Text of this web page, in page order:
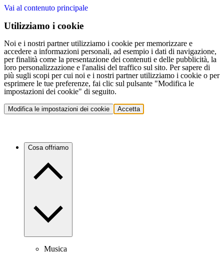
Vai al contenuto principale
Utilizziamo i cookie
Noi e i nostri partner utilizziamo i cookie per memorizzare e
accedere a informazioni personali, ad esempio i dati di navigazione,
per finalità come la presentazione dei contenuti e delle pubblicità, la
loro personalizzazione e l'analisi del traffico sul sito. Per sapere di
più sugli scopi per cui noi e i nostri partner utilizziamo i cookie o per
esprimere le tue preferenze, fai clic sul pulsante "Modifica le
impostazioni dei cookie" di seguito.
Modifica le impostazioni dei cookie Accetta
Cosa offriamo
Musica